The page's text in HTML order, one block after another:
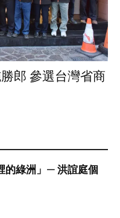
郎 參選台灣省商
的綠洲」— 洪誼庭個